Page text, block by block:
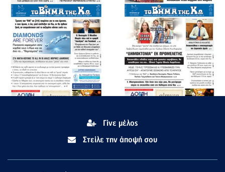
Γίνε μέλος
Στείλε την άποψή σου